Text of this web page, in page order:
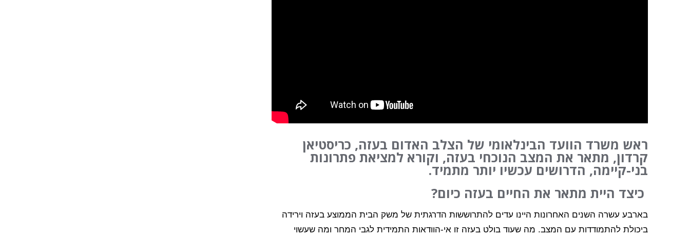
ראש משרד הוועד הבינלאומי של הצלב האדום בעזה, כריסטיאן
קרדון, מתאר את המצב הנוכחי בעזה, וקורא למציאת פתרונות
בני-קיימה, הדרושים עכשיו יותר מתמיד.
כיצד היית מתאר את החיים בעזה כיום?
בארבע עשרה השנים האחרונות היינו עדים להתרוששות הדרגתית של משק הבית הממוצע בעזה וירידה
ביכולת להתמודדות עם המצב. מה שעוד בולט בעזה זו אי-הוודאות התמידית לגבי המחר ומה שעשוי